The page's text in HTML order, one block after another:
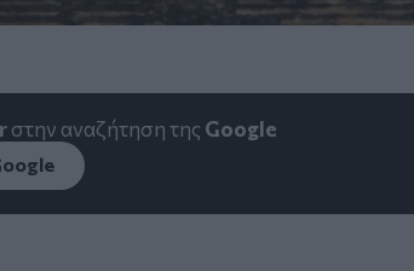
στην αναζήτηση της Google